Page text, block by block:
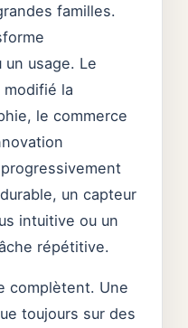
familles.
usage. Le
la
le commerce
un capteur
intuitive ou un
répétitive.
complètent. Une
toujours sur des